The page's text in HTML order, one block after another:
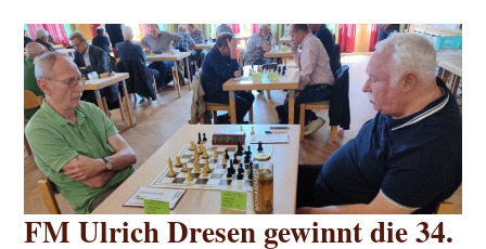
FM Ulrich Dresen gewinnt die 34.